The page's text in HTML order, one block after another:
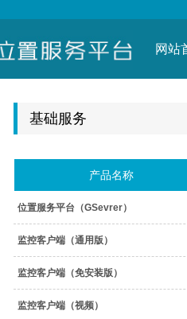
网站
基础服务
产品名称
位置服务平台（GSevrer）
监控客户端（通用版）
监控客户端（免安装版）
监控客户端（视频）